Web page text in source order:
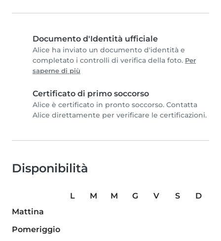
Documento d'Identità ufficiale
Alice ha inviato un documento d'identità e
completato i controlli di verifica della foto. Per
saperne di più
Certificato di primo soccorso
Alice è certificato in pronto soccorso. Contatta
Alice direttamente per verificare le certificazioni.
Disponibilità
L M M G V S
D
Mattina
Pomeriggio